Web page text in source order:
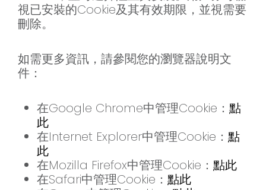
視已安裝的Cookie及其有效期限，並視需要
刪除。
如需更多資訊，請參閱您的瀏覽器說明文
件：
在Google Chrome中管理Cookie： 點
此
在Internet Explorer中管理Cookie： 點
此
在Mozilla Firefox中管理Cookie： 點此
在Safari中管理Cookie： 點此